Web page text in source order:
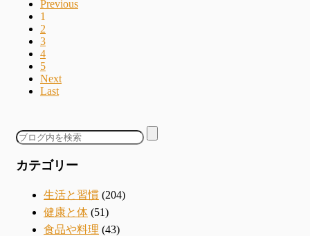
Previous
1
2
3
4
5
Next
Last
カテゴリー
生活と習慣 (204)
健康と体 (51)
食品や料理 (43)